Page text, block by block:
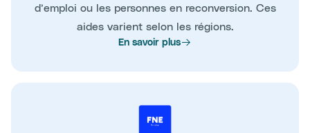
d’emploi ou les personnes en reconversion. Ces
aides varient selon les régions.
En savoir plus